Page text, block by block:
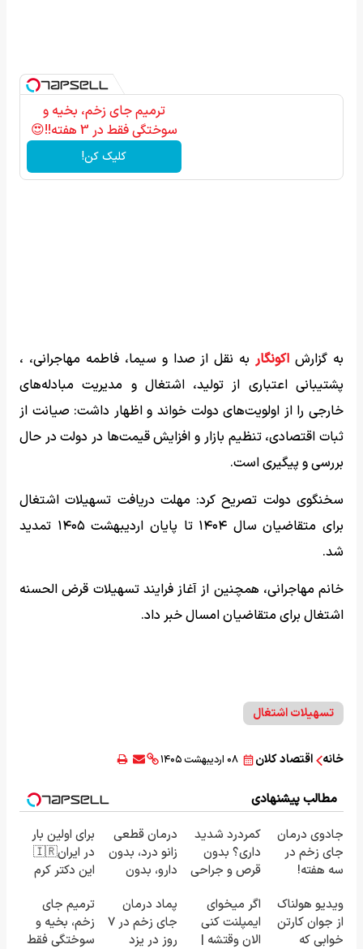
ترمیم جای زخم، بخیه و
سوختگی فقط در 3 هفته!!😍
کلیک کن!
به گزارش اکونگاربه نقل از صدا و سیما، فاطمه مهاجرانی، ،
پشتیبانی اعتباری از تولید، اشتغال و مدیریت مبادله‌های
خارجی را از اولویت‌های دولت خواند و اظهار داشت: صیانت از
ثبات اقتصادی، تنظیم بازار و افزایش قیمت‌ها در دولت در حال
بررسی و پیگیری است.
سخنگوی دولت تصریح کرد: مهلت دریافت تسهیلات اشتغال
برای متقاضیان سال ۱۴۰۴ تا پایان اردیبهشت ۱۴۰۵ تمدید
شد.
خانم مهاجرانی، همچنین از آغاز فرایند تسهیلات قرض الحسنه
اشتغال برای متقاضیان امسال خبر داد.
تسهیلات اشتغال
خانه اقتصاد کلان ۰۸ اردیبهشت ۱۴۰۵
مطالب پیشنهادی
جادوی درمان
جای زخم در
سه هفته!
رایگان صحبت
کنید)
کمردرد شدید
داری؟ بدون
قرص و جراحی
◗پرسش‌نامه◖
درمان قطعی
زانو درد، بدون
دارو، بدون
جراحی!
(پرسش‌نامه)
برای اولین بار
در ایران🇮🇷
این دکتر کرم
23 روزه
ساخت!
ویدیو هولناک
از جوان کارتن
خوابی که
اگر میخوای
ایمپلنت کنی
الان وقتشه |
پماد درمان
جای زخم در ۷
روز در یزد
ترمیم جای
زخم، بخیه و
سوختگی فقط